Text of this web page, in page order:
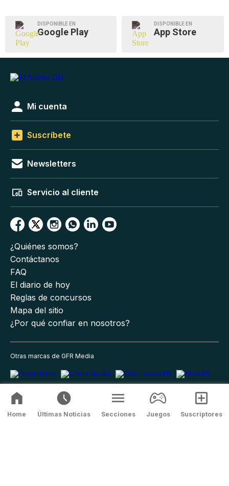
DISPONIBLE EN
Google Play
DISPONIBLE EN
App Store
Mi cuenta
Suscríbete
Newsletters
Servicio al cliente
¿Quiénes somos?
Contáctanos
FAQ
El diario de hoy
Reglas de concursos
Mapa del sitio
¿Por qué confiar en nosotros?
Otras marcas de GFR Media
Home Últimas Noticias Secciones Juegos Suscriptores